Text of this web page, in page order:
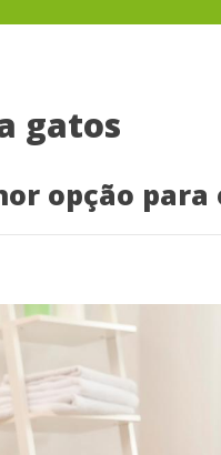
gatos
opção